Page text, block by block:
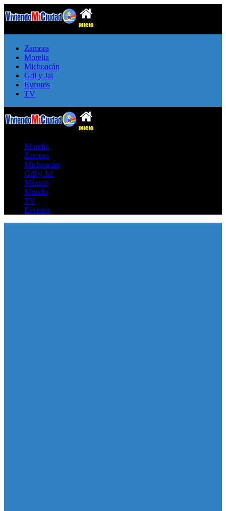
Zamora
Morelia
Michoacán
Gdl y Jal
Eventos
TV
Morelia
Zamora
Michoacán
Gdl y Jal
México
Mundo
TV
Eventos